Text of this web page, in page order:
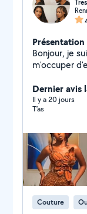
Présentation
Bonjour, je
m'occuper
réalise des
tous types
Dernier avis
Il y a 20 jours
T’as
Couture